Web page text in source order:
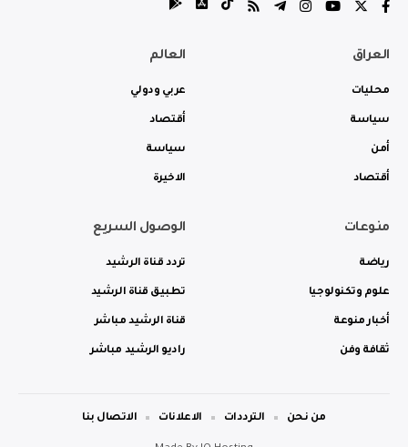
العراق
محليات
سياسة
أمن
أقتصاد
العالم
عربي ودولي
أقتصاد
سياسة
الاخيرة
منوعات
رياضة
علوم وتكنولوجيا
أخبار منوعة
ثقافة وفن
الوصول السريع
تردد قناة الرشيد
تطبيق قناة الرشيد
قناة الرشيد مباشر
راديو الرشيد مباشر
من نحن الترددات الاعلانات الاتصال بنا